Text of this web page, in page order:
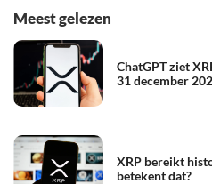
Meest gelezen
ChatGPT ziet
31 december
XRP bereikt
betekent dat?